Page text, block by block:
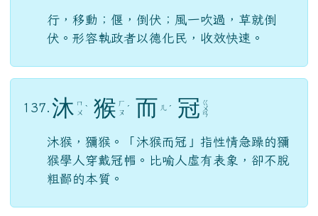
行，移動；偃，倒伏；風一吹過，草就倒
伏。形容執政者以德化民，收效快速。
137. 沐
ㄨ ˋ 猴 ㄏ
ㄡ ˊ 而 ㄦ ˊ 冠 ㄍ
ㄨ
ㄢ
沐猴，獼猴。「沐猴而冠」指性情急躁的獼
猴學人穿戴冠帽。比喻人虛有表象，卻不脫
粗鄙的本質。